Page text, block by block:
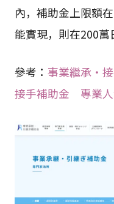
內，補助金上限額
能實現，則在200萬
參考： 事業繼承・
接手補助金 專業